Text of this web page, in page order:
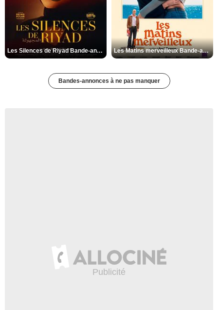
Les Silences de Riyad Bande-annonce VO STFR Les Matins merveilleux Bande-annonce VF
Bandes-annonces à ne pas manquer